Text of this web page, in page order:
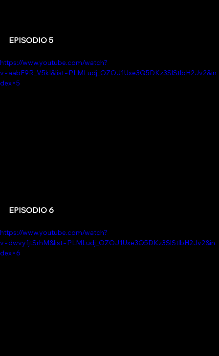
EPISODIO 5
https://www.youtube.com/watch?
v=aabF9R_V5kI&list=PLMLudj_OZOJ1Uxe3Q5DKz3SlStlbH2Jv2&in
dex=5
EPISODIO 6
https://www.youtube.com/watch?
v=dwvyfjtSrhM&list=PLMLudj_OZOJ1Uxe3Q5DKz3SlStlbH2Jv2&in
dex=6